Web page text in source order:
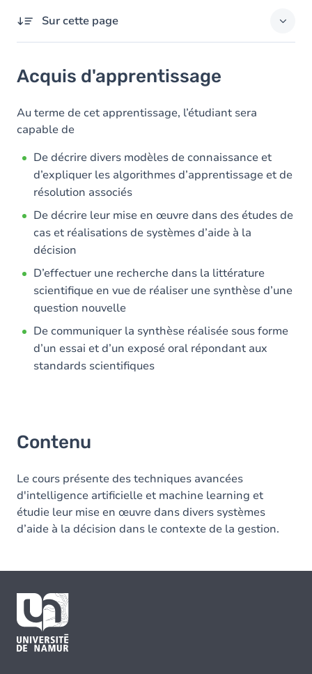
Sur cette page
Contenu
Acquis d'apprentissage
Au terme de cet apprentissage, l’étudiant sera
capable de
De décrire divers modèles de connaissance et
d’expliquer les algorithmes d’apprentissage et de
résolution associés
De décrire leur mise en œuvre dans des études de
cas et réalisations de systèmes d’aide à la
décision
D’effectuer une recherche dans la littérature
scientifique en vue de réaliser une synthèse d’une
question nouvelle
De communiquer la synthèse réalisée sous forme
d’un essai et d’un exposé oral répondant aux
standards scientifiques
Contenu
Le cours présente des techniques avancées
d'intelligence artificielle et machine learning et
étudie leur mise en œuvre dans divers systèmes
d’aide à la décision dans le contexte de la gestion.